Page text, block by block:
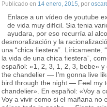
Publicado en 14 enero, 2015, por
Enlace a un vídeo de youtube
de vida muy difícil. Sia tenia
ayudara, por eso recurría al
desmoralización y la
una “chica fiestera”. Líricamente,
la vida de una chica fiestera”,
español: «1, 2, 3, 1, 2, 3, bebe» y
the chandelier — I’m gonna live
bird through the night — Feel my
chandelier». En español: «Voy a
Voy a vivir como si el mañana no